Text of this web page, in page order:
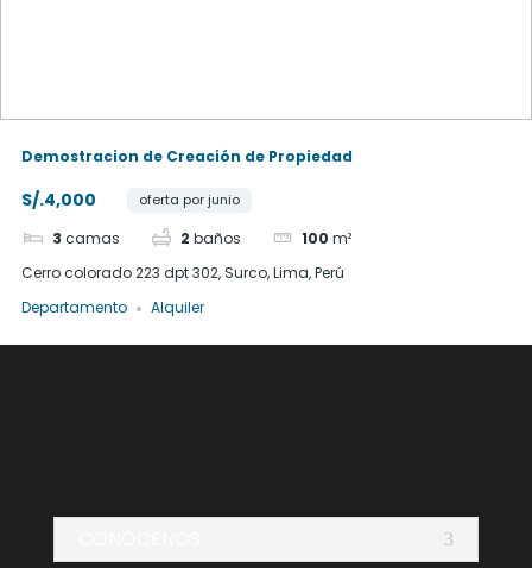
Demostracion de Creación de Propiedad
S/.4,000 oferta por junio
3 camas 2 baños 100 m²
Cerro colorado 223 dpt 302, Surco, Lima, Perú
Departamento
Alquiler